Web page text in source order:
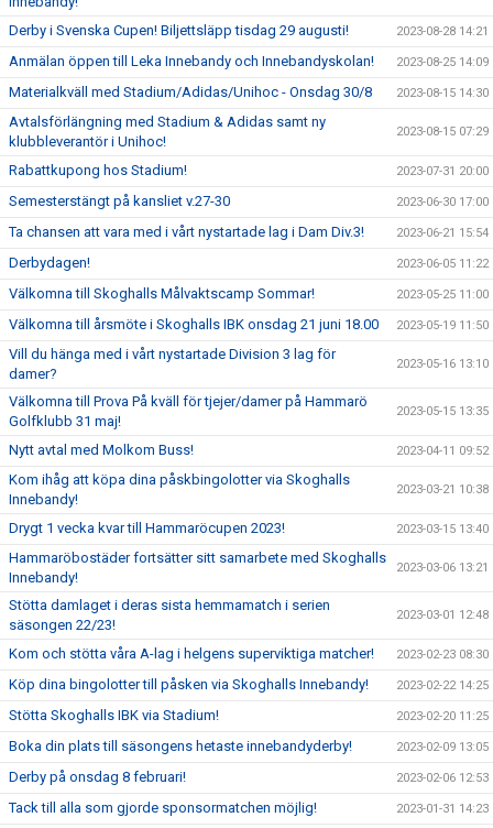
Derby i Svenska Cupen! Biljettsläpp tisdag 29 augusti!
2023-08-28 14:21
Anmälan öppen till Leka Innebandy och Innebandyskolan! 2023-08-25 14:09
Materialkväll med Stadium/Adidas/Unihoc - Onsdag 30/8 2023-08-15 14:30
Avtalsförlängning med Stadium & Adidas samt ny
klubbleverantör i Unihoc!
2023-08-15 07:29
Rabattkupong hos Stadium! 2023-07-31 20:00
Semesterstängt på kansliet v.27-30 2023-06-30 17:00
Ta chansen att vara med i vårt nystartade lag i Dam Div.3! 2023-06-21 15:54
Derbydagen! 2023-06-05 11:22
Välkomna till Skoghalls Målvaktscamp Sommar! 2023-05-25 11:00
Välkomna till årsmöte i Skoghalls IBK onsdag 21 juni 18.00 2023-05-19 11:50
Vill du hänga med i vårt nystartade Division 3 lag för
damer?
2023-05-16 13:10
Välkomna till Prova På kväll för tjejer/damer på Hammarö
Golfklubb 31 maj!
2023-05-15 13:35
Nytt avtal med Molkom Buss! 2023-04-11 09:52
Kom ihåg att köpa dina påskbingolotter via Skoghalls
Innebandy!
2023-03-21 10:38
Drygt 1 vecka kvar till Hammaröcupen 2023! 2023-03-15 13:40
Hammaröbostäder fortsätter sitt samarbete med Skoghalls
Innebandy!
2023-03-06 13:21
Stötta damlaget i deras sista hemmamatch i serien
säsongen 22/23!
2023-03-01 12:48
Kom och stötta våra A-lag i helgens superviktiga matcher! 2023-02-23 08:30
Köp dina bingolotter till påsken via Skoghalls Innebandy! 2023-02-22 14:25
Stötta Skoghalls IBK via Stadium! 2023-02-20 11:25
Boka din plats till säsongens hetaste innebandyderby! 2023-02-09 13:05
Derby på onsdag 8 februari! 2023-02-06 12:53
Tack till alla som gjorde sponsormatchen möjlig! 2023-01-31 14:23